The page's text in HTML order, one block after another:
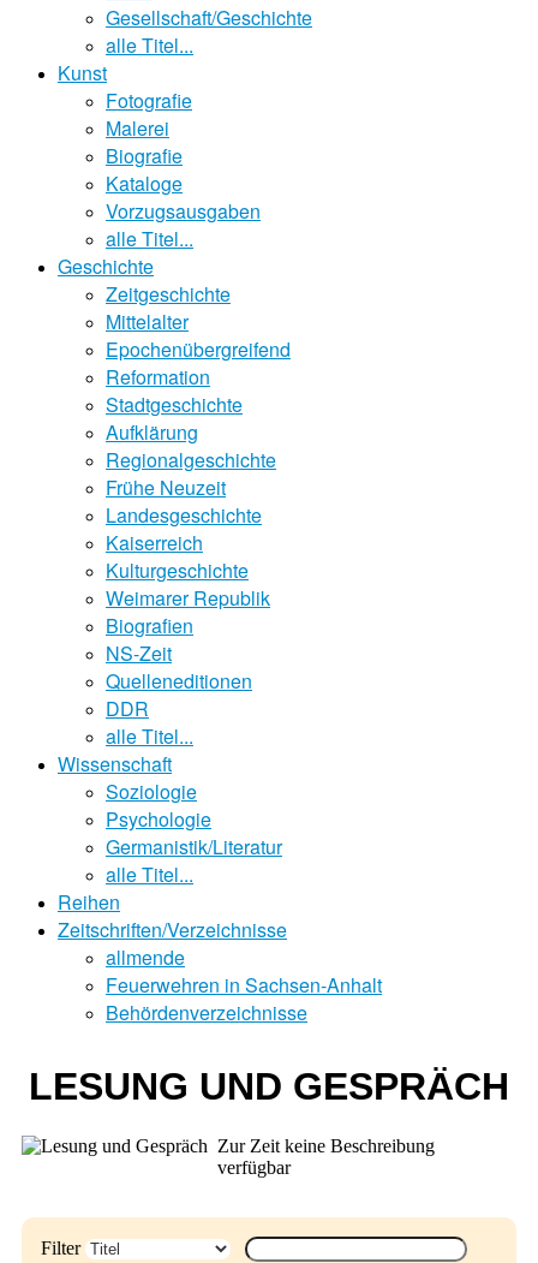
Gesellschaft/Geschichte
alle Titel...
Kunst
Fotografie
Malerei
Biografie
Kataloge
Vorzugsausgaben
alle Titel...
Geschichte
Zeitgeschichte
Mittelalter
Epochenübergreifend
Reformation
Stadtgeschichte
Aufklärung
Regionalgeschichte
Frühe Neuzeit
Landesgeschichte
Kaiserreich
Kulturgeschichte
Weimarer Republik
Biografien
NS-Zeit
Quelleneditionen
DDR
alle Titel...
Wissenschaft
Soziologie
Psychologie
Germanistik/Literatur
alle Titel...
Reihen
Zeitschriften/Verzeichnisse
allmende
Feuerwehren in Sachsen-Anhalt
Behördenverzeichnisse
LESUNG UND GESPRÄCH
Zur Zeit keine Beschreibung
verfügbar
Filter